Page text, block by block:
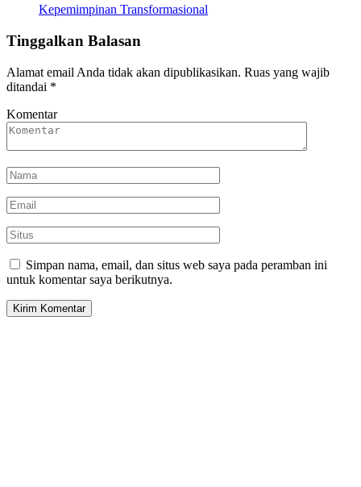
Kepemimpinan Transformasional
Tinggalkan Balasan
Alamat email Anda tidak akan dipublikasikan. Ruas yang wajib
ditandai *
Komentar
Simpan nama, email, dan situs web saya pada peramban ini
untuk komentar saya berikutnya.